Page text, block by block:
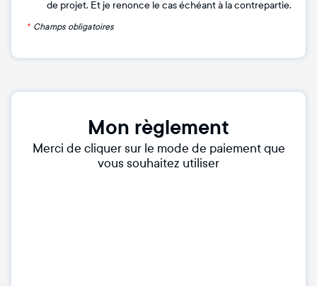
de projet. Et je renonce le cas échéant à la contrepartie.
* Champs obligatoires
Mon règlement
Merci de cliquer sur le mode de paiement que
vous souhaitez utiliser